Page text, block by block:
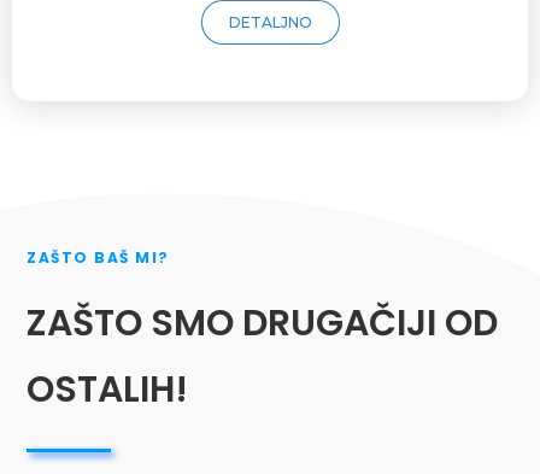
DETALJNO
ZAŠTO BAŠ MI?
ZAŠTO SMO DRUGAČIJI OD
OSTALIH!